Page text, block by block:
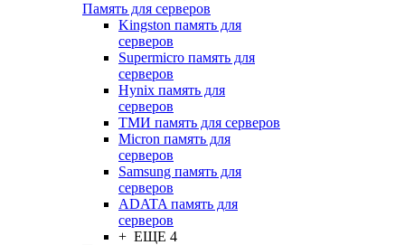
Память для серверов
Kingston память для
серверов
Supermicro память для
серверов
Hynix память для
серверов
ТМИ память для серверов
Micron память для
серверов
Samsung память для
серверов
ADATA память для
серверов
+ ЕЩЕ 4